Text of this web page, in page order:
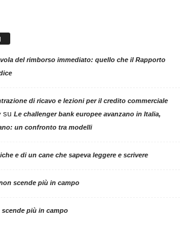
del rimborso immediato: quello che il Rapporto
di ricavo e lezioni per il credito commerciale
su Le challenger bank europee avanzano in Italia,
un confronto tra modelli
e di un cane che sapeva leggere e scrivere
scende più in campo
scende più in campo